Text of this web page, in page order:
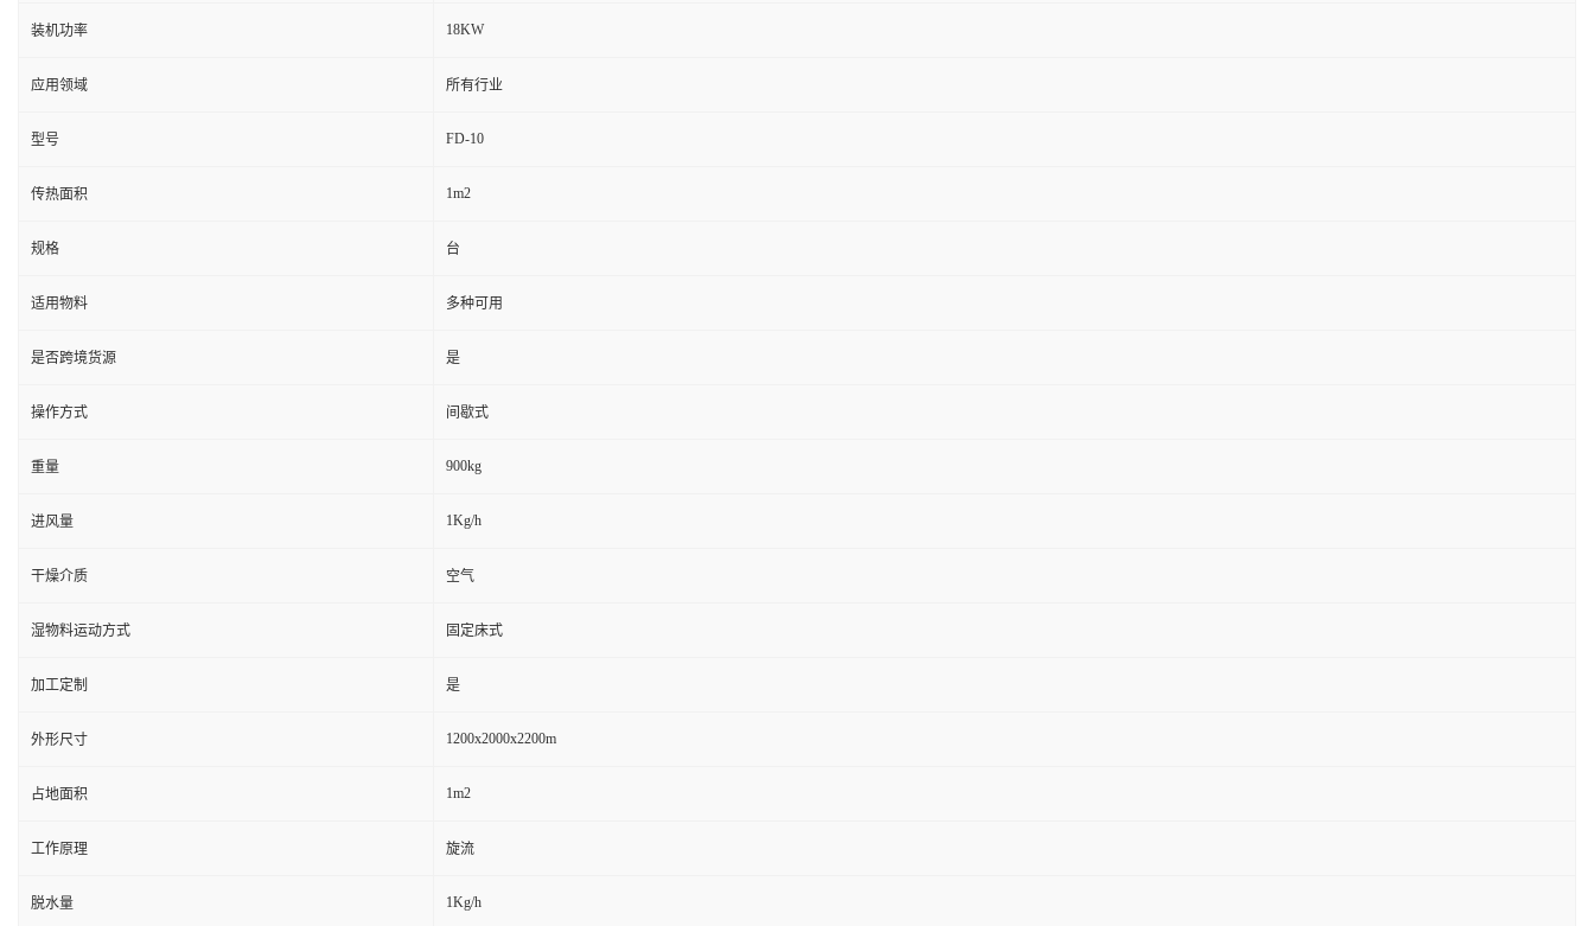
装机功率 18KW
应用领域 所有行业
型号 FD-10
传热面积 1m2
规格 台
适用物料 多种可用
是否跨境货源 是
操作方式 间歇式
重量 900kg
进风量 1Kg/h
干燥介质 空气
湿物料运动方式 固定床式
加工定制 是
外形尺寸 1200x2000x2200m
占地面积 1m2
工作原理 旋流
脱水量 1Kg/h